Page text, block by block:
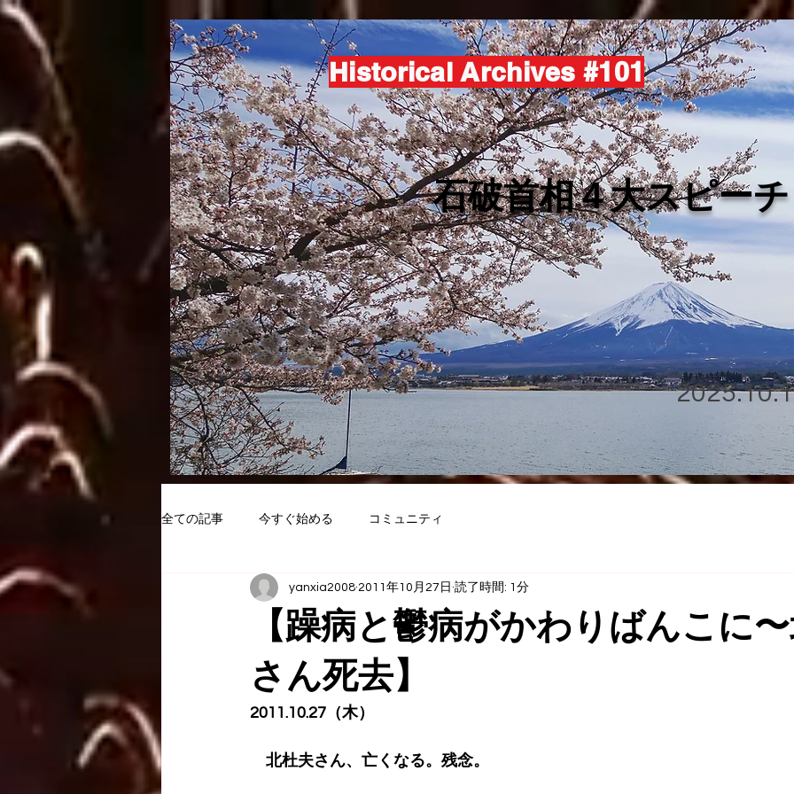
Historical Archives #101
​石破首相４大スピーチ
全ての記事 今すぐ始める コミュニティ
【躁病と鬱病がかわりばんこに
さん死去】
yanxia2008 2011年10月27日 読了時間: 1分
2011.10.27（木）
北杜夫さん、亡くなる。残念。